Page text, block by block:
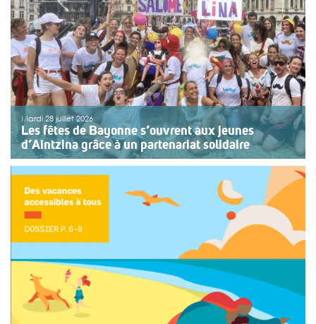
Mardi 28 juillet 2026
Les fêtes de Bayonne s’ouvrent aux jeunes
d’Aintzina grâce à un partenariat solidaire
Une organisation collective au service de l’inclusion
Depuis sept ans, l’association ouvre le premier jour des
fêtes de Bayonne à une structure accompagnant des
enfants ou des adolescents en situation de handicap
ou de fragilité. Cette année, le choix […]
>>Lire la suite